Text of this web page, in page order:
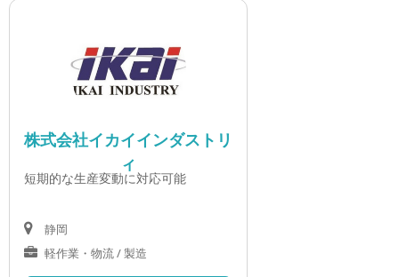
株式会社イカイインダストリ
ィ
短期的な生産変動に対応可能
静岡
軽作業・物流 / 製造